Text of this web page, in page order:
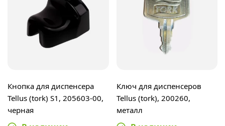
Кнопка для диспенсера
Tellus (tork) S1, 205603-00,
черная
Ключ для диспенсеров
Tellus (tork), 200260,
металл